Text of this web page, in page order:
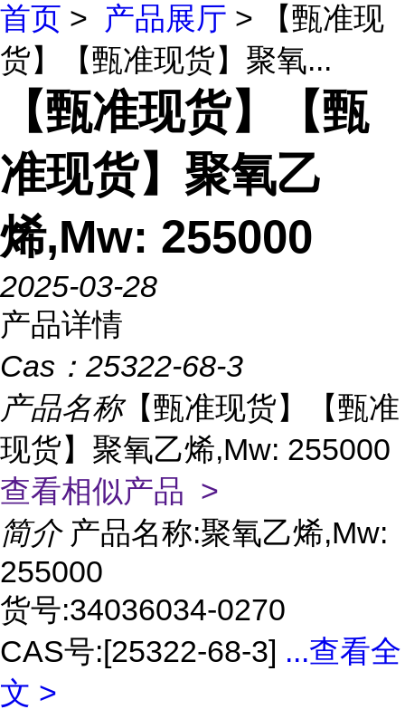
首页 > 产品展厅 > 【甄准现
货】【甄准现货】聚氧...
【甄准现货】【甄
准现货】聚氧乙
烯,Mw: 255000
2025-03-28
产品详情
Cas： 25322-68-3
产品名称【甄准现货】【甄准
现货】聚氧乙烯,Mw: 255000
查看相似产品 >
简介 产品名称:聚氧乙烯,Mw:
255000
货号:34036034-0270
CAS号:[25322-68-3] ...查看全
文 >